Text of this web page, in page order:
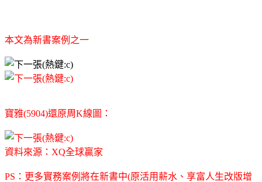
本文為新書案例之一
寶雅(5904)還原周K線圖：
資料來源：XQ全球贏家
PS：更多實務案例將在新書中(原活用薪水、享富人生改版增